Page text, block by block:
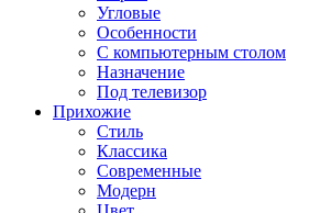
Угловые
Особенности
С компьютерным столом
Назначение
Под телевизор
Прихожие
Стиль
Классика
Современные
Модерн